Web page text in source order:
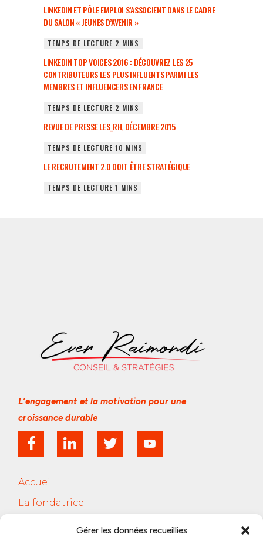
Gérer les données recueillies
LINKEDIN ET PÔLE EMPLOI S’ASSOCIENT DANS LE CADRE
DU SALON « JEUNES D’AVENIR »
LINKEDIN TOP VOICES 2016 : DÉCOUVREZ LES 25
CONTRIBUTEURS LES PLUS INFLUENTS PARMI LES
MEMBRES ET INFLUENCERS EN FRANCE
REVUE DE PRESSE LES_RH, DÉCEMBRE 2015
LE RECRUTEMENT 2.0 DOIT ÊTRE STRATÉGIQUE
L’engagement et la motivationpour une
croissance durable
Accueil
La fondatrice